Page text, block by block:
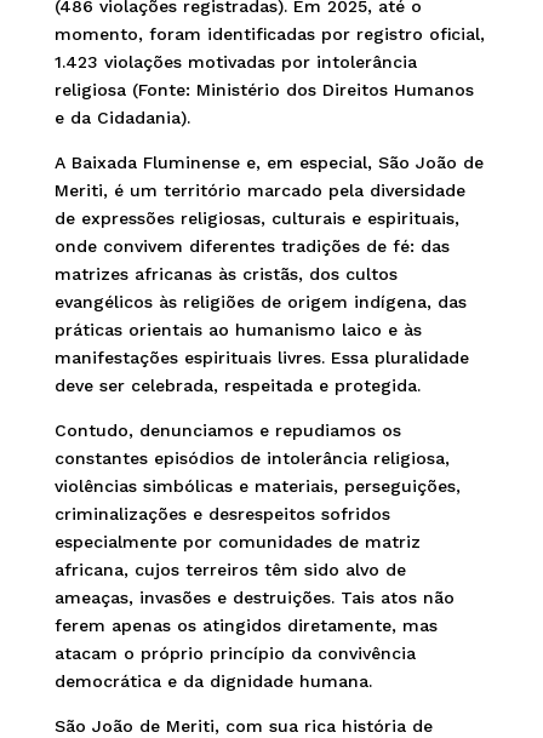
(486 violações registradas). Em 2025, até o
momento, foram identificadas por registro oficial,
1.423 violações motivadas por intolerância
religiosa (Fonte: Ministério dos Direitos Humanos
e da Cidadania).
A Baixada Fluminense e, em especial, São João de
Meriti, é um território marcado pela diversidade
de expressões religiosas, culturais e espirituais,
onde convivem diferentes tradições de fé: das
matrizes africanas às cristãs, dos cultos
evangélicos às religiões de origem indígena, das
práticas orientais ao humanismo laico e às
manifestações espirituais livres. Essa pluralidade
deve ser celebrada, respeitada e protegida.
Contudo, denunciamos e repudiamos os
constantes episódios de intolerância religiosa,
violências simbólicas e materiais, perseguições,
criminalizações e desrespeitos sofridos
especialmente por comunidades de matriz
africana, cujos terreiros têm sido alvo de
ameaças, invasões e destruições. Tais atos não
ferem apenas os atingidos diretamente, mas
atacam o próprio princípio da convivência
democrática e da dignidade humana.
São João de Meriti, com sua rica história de